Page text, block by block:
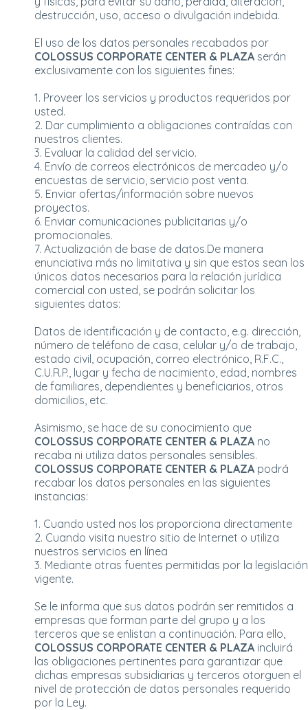
destrucción, uso, acceso o divulgación indebida.
El uso de los datos personales recabados por
COLOSSUS CORPORATE CENTER & PLAZA serán
exclusivamente con los siguientes fines:
1. Proveer los servicios y productos requeridos por
usted.
2. Dar cumplimiento a obligaciones contraídas con
nuestros clientes.
3. Evaluar la calidad del servicio.
4. Envío de correos electrónicos de mercadeo y/o
encuestas de servicio, servicio post venta.
5. Enviar ofertas/información sobre nuevos
proyectos.
6. Enviar comunicaciones publicitarias y/o
promocionales.
7. Actualización de base de datos.De manera
enunciativa más no limitativa y sin que estos sean los
únicos datos necesarios para la relación jurídica
comercial con usted, se podrán solicitar los
siguientes datos:
Datos de identificación y de contacto, e.g. dirección,
número de teléfono de casa, celular y/o de trabajo,
estado civil, ocupación, correo electrónico, R.F.C.,
C.U.R.P., lugar y fecha de nacimiento, edad, nombres
de familiares, dependientes y beneficiarios, otros
domicilios, etc.
Asimismo, se hace de su conocimiento que
COLOSSUS CORPORATE CENTER & PLAZA no
recaba ni utiliza datos personales sensibles.
COLOSSUS CORPORATE CENTER & PLAZA podrá
recabar los datos personales en las siguientes
instancias:
1. Cuando usted nos los proporciona directamente
2. Cuando visita nuestro sitio de Internet o utiliza
nuestros servicios en línea
3. Mediante otras fuentes permitidas por la legislación
vigente.
Se le informa que sus datos podrán ser remitidos a
empresas que forman parte del grupo y a los
terceros que se enlistan a continuación. Para ello,
COLOSSUS CORPORATE CENTER & PLAZA incluirá
las obligaciones pertinentes para garantizar que
dichas empresas subsidiarias y terceros otorguen el
nivel de protección de datos personales requerido
por la Ley.